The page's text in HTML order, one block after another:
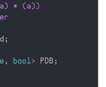
* (a))
;
, bool> PDB ;